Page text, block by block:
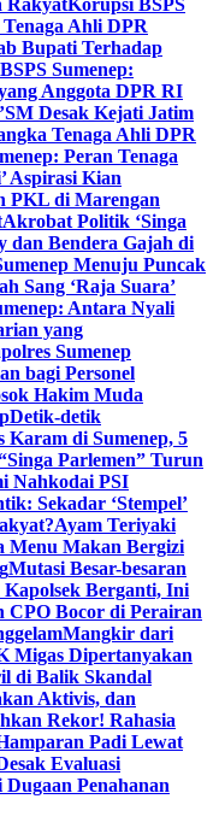
RakyatKorupsi BSPS
Ahli DPR
Bupati Terhadap
Sumenep:
Anggota DPR RI
Desak Kejati Jatim
Tenaga Ahli DPR
Peran Tenaga
Aspirasi Kian
PKL di Marengan
Akrobat Politik ‘Singa
dan Bendera Gajah di
Menuju Puncak
Sang ‘Raja Suara’
Antara Nyali
yang
Sumenep
bagi Personel
Hakim Muda
Detik-detik
Karam di Sumenep, 5
Parlemen” Turun
Nahkodai PSI
Sekadar ‘Stempel’
Ayam Teriyaki
Menu Makan Bergizi
Mutasi Besar-besaran
Kapolsek Berganti, Ini
CPO Bocor di Perairan
Mangkir dari
Migas Dipertanyakan
di Balik Skandal
Aktivis, dan
Rekor! Rahasia
Padi Lewat
Evaluasi
Penahanan